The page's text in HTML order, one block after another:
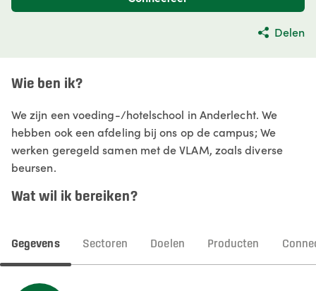
Delen
Wie ben ik?
We zijn een voeding-/hotelschool in Anderlecht. We
hebben ook een afdeling bij ons op de campus; We
werken geregeld samen met de VLAM, zoals diverse
beursen.
Wat wil ik bereiken?
Gegevens Sectoren Doelen Producten